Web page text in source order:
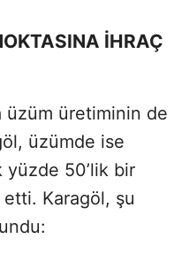
İHRAÇ
üzüm üretiminin de
üzümde ise
yüzde 50’lik bir
etti. Karagöl, şu